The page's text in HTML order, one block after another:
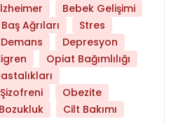
Bebek Gelişimi
Baş Ağrıları
Stres
Demans
Depresyon
Opiat Bağımlılığı
Şizofreni
Obezite
Cilt Bakımı